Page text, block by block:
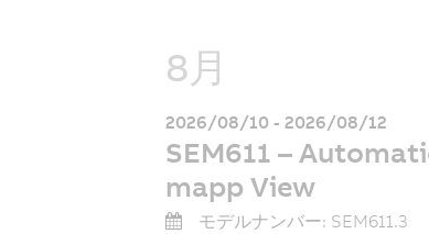
8月
2026/08/10 - 2026/08/12
SEM611 –
mapp View
モデルナンバー: SEM611.3